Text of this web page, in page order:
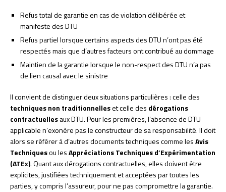
Refus total de garantie en cas de violation délibérée et
manifeste des DTU
Refus partiel lorsque certains aspects des DTU n’ont pas été
respectés mais que d’autres facteurs ont contribué au dommage
Maintien de la garantie lorsque le non-respect des DTU n’a pas
de lien causal avec le sinistre
Il convient de distinguer deux situations particulières : celle des
techniques non traditionnelleset celle des dérogations
contractuellesaux DTU. Pour les premières, l’absence de DTU
applicable n’exonère pas le constructeur de sa responsabilité. Il doit
alors se référer à d’autres documents techniques comme lesAvis
Techniquesou lesAppréciations Techniques d’Expérimentation
(ATEx). Quant aux dérogations contractuelles, elles doivent être
explicites, justifiées techniquement et acceptées par toutes les
parties, y compris l’assureur, pour ne pas compromettre la garantie.